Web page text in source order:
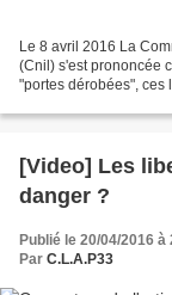
Le 8 avril 2016 La
(Cnil) s'est prononcée
"portes dérobées", ces
[Video] Les
danger ?
Publié le 20/04/2016 à
Par C.L.A.P33